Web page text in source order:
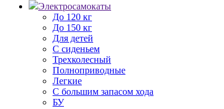
Электросамокаты
До 120 кг
До 150 кг
Для детей
С сиденьем
Трехколесный
Полноприводные
Легкие
С большим запасом хода
БУ